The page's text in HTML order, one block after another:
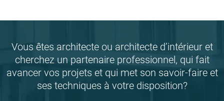
Vous êtes architecte ou architecte d’intérieur et
cherchez un partenaire professionnel, qui fait
avancer vos projets et qui met son savoir-faire et
ses techniques à votre disposition?